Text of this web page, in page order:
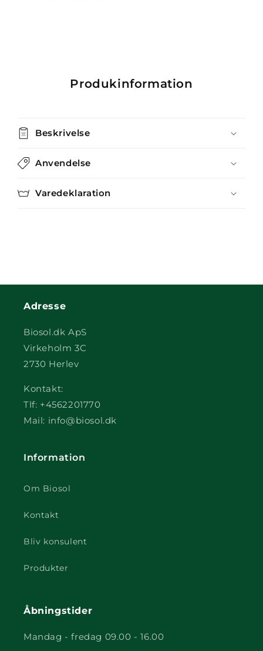
Produkinformation
Beskrivelse
Anvendelse
Varedeklaration
Adresse
Biosol.dk ApS
Virkeholm 3C
2730 Herlev
Kontakt:
Tlf: +4562201770
Mail: info@biosol.dk
Information
Om Biosol
Kontakt
Bliv konsulent
Produkter
Åbningstider
Mandag - fredag 09.00 - 16.00